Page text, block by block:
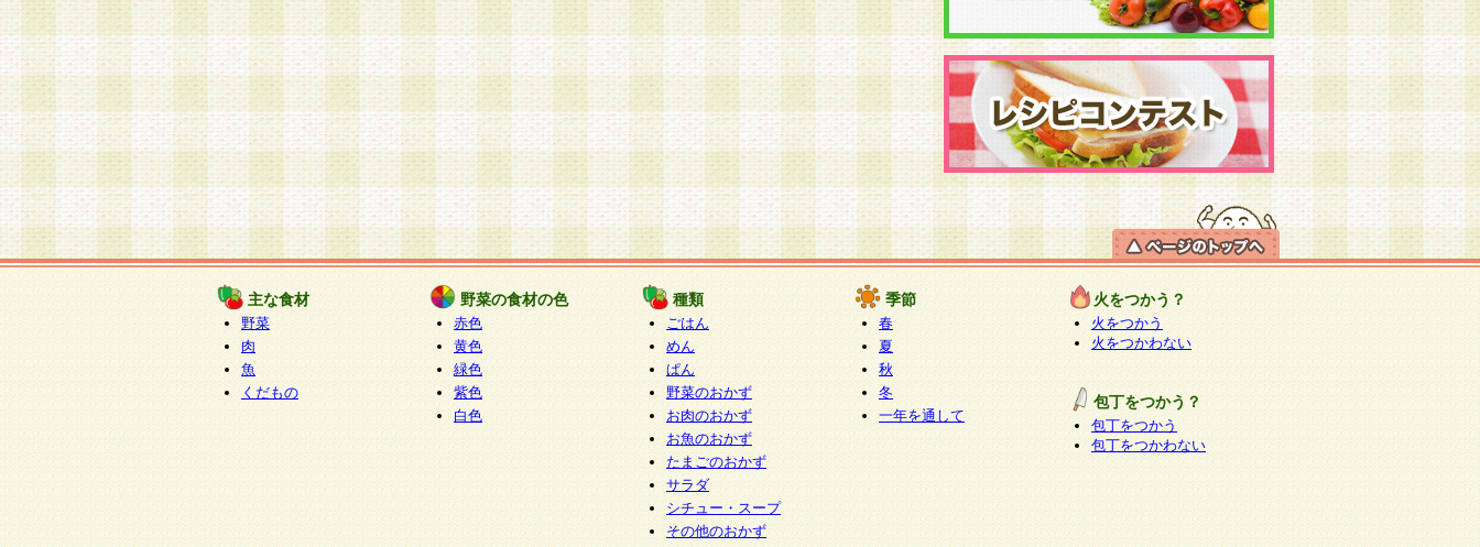
主な食材
野菜
肉
魚
くだもの
野菜の食材の色
赤色
黄色
緑色
紫色
白色
種類
ごはん
めん
ぱん
野菜のおかず
お肉のおかず
お魚のおかず
たまごのおかず
サラダ
シチュー・スープ
その他のおかず
季節
春
夏
秋
冬
一年を通して
火をつかう？
火をつかう
火をつかわない
包丁をつかう？
包丁をつかう
包丁をつかわない